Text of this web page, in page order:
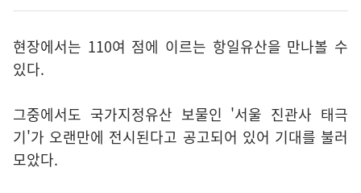
현장에서는 110여 점에 이르는 항일유산을 만나볼 수
있다.
그중에서도 국가지정유산 보물인 '서울 진관사 태극
기'가 오랜만에 전시된다고 공고되어 있어 기대를 불러
모았다.